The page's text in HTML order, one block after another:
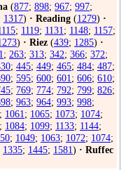
(877; 898; 967; 997;
1317) · Reading (1279) ·
; 1119; 1131; 1148; 1157;
) · Riez (439; 1285) ·
; 263; 313; 342; 366; 372;
; 445; 449; 465; 484; 487;
; 595; 600; 601; 606; 610;
; 769; 774; 792; 799; 826;
; 963; 964; 993; 998;
; 1061; 1065; 1073; 1074;
; 1084; 1099; 1133; 1144;
; 1049; 1063; 1072; 1074;
1335; 1445; 1581) · Ruffec